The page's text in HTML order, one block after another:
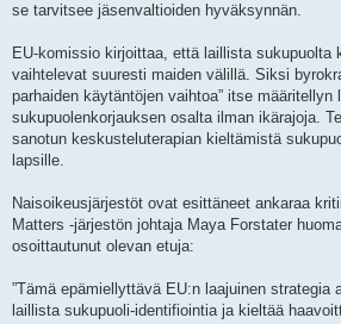
se tarvitsee jäsenvaltioiden hyväksynnän.
EU-komissio kirjoittaa, että laillista sukupuolta
vaihtelevat suuresti maiden välillä. Siksi
parhaiden käytäntöjen vaihtoa” itse määritellyn
sukupuolenkorjauksen osalta ilman ikärajoja.
sanotun keskusteluterapian kieltämistä
lapsille.
Naisoikeusjärjestöt ovat esittäneet ankaraa
Matters -järjestön johtaja Maya Forstater
osoittautunut olevan etuja:
”Tämä epämiellyttävä EU:n laajuinen strategia
laillista sukupuoli-identifiointia ja kieltää